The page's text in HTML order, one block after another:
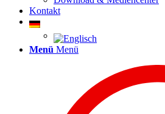
Kontakt
Menü Menü